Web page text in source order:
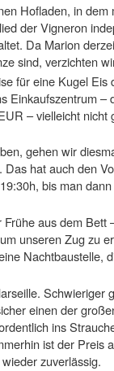
Hofladen, in
der Vigneron
Da Marion
sind, verzichten
für eine Kugel
Einkaufszentrum
– vielleicht
gehen wir
hat auch den
bis man
aus dem
unseren Zug zu
Nachtbaustelle,
Schwieriger
einen der
ins
ist der Preis
zuverlässig.